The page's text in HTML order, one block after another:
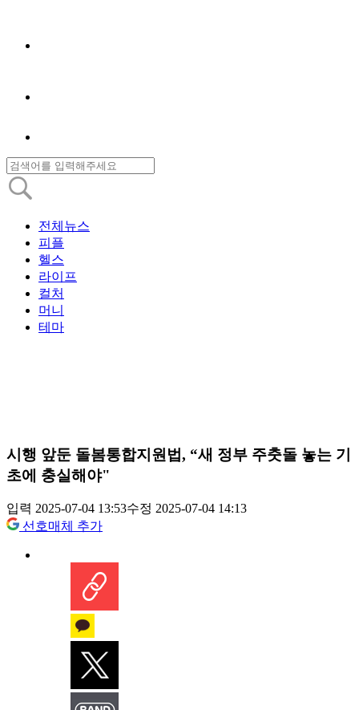
전체뉴스
피플
헬스
라이프
컬처
머니
테마
시행 앞둔 돌봄통합지원법, “새 정부 주춧돌 놓는 기
초에 충실해야"
입력 2025-07-04 13:53수정 2025-07-04 14:13
선호매체 추가